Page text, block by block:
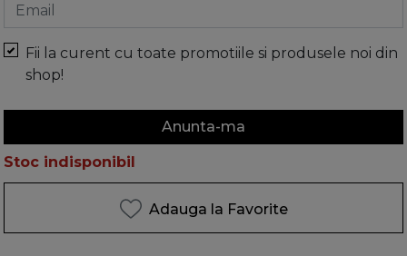
Email
Fii la curent cu toate promotiile si produsele noi din
shop!
Anunta-ma
Stoc indisponibil
Adauga la Favorite